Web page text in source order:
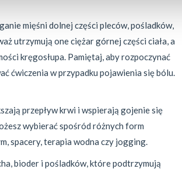
mięśni dolnej części pleców, pośladków,
utrzymują one ciężar górnej części ciała, a
kręgosłupa. Pamiętaj, aby rozpoczynać
ćwiczenia w przypadku pojawienia się bólu.
przepływ krwi i wspierają gojenie się
wybierać spośród różnych form
spacery, terapia wodna czy jogging.
bioder i pośladków, które podtrzymują